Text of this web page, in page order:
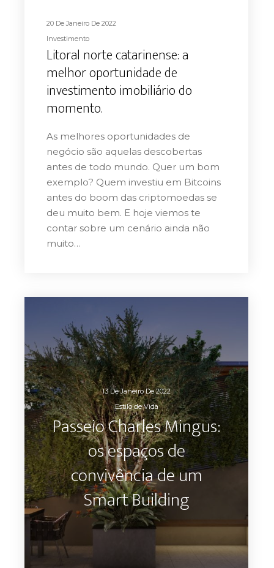
20 De Janeiro De 2022
Investimento
Litoral norte catarinense: a
melhor oportunidade de
investimento imobiliário do
momento.
As melhores oportunidades de
negócio são aquelas descobertas
antes de todo mundo. Quer um bom
exemplo? Quem investiu em Bitcoins
antes do boom das criptomoedas se
deu muito bem. E hoje viemos te
contar sobre um cenário ainda não
muito…
13 De Janeiro De 2022
Estilo de Vida
Passeio Charles Mingus:
os espaços de
convivência de um
Smart Building